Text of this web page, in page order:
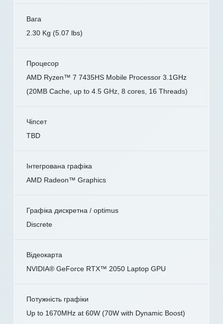
Вага
2.30 Kg (5.07 lbs)
Процесор
AMD Ryzen™ 7 7435HS Mobile Processor 3.1GHz
(20MB Cache, up to 4.5 GHz, 8 cores, 16 Threads)
Чіпсет
TBD
Інтегрована графіка
AMD Radeon™ Graphics
Графіка дискретна / optimus
Discrete
Відеокарта
NVIDIA® GeForce RTX™ 2050 Laptop GPU
Потужність графіки
Up to 1670MHz at 60W (70W with Dynamic Boost)